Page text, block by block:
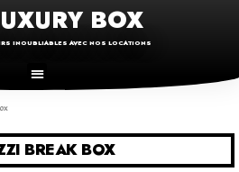
BOX
INOUBLIABLES AVEC NOS LOCATIONS
BREAK BOX